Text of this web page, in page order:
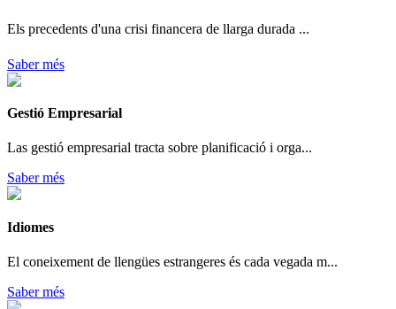
Els precedents d'una crisi financera de llarga durada ...
Saber més
Gestió Empresarial
Las gestió empresarial tracta sobre planificació i orga...
Saber més
Idiomes
El coneixement de llengües estrangeres és cada vegada m...
Saber més